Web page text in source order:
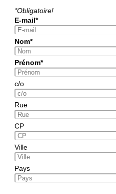
*Obligatoire!
E-mail*
Nom*
Prénom*
c/o
Rue
CP
Ville
Pays